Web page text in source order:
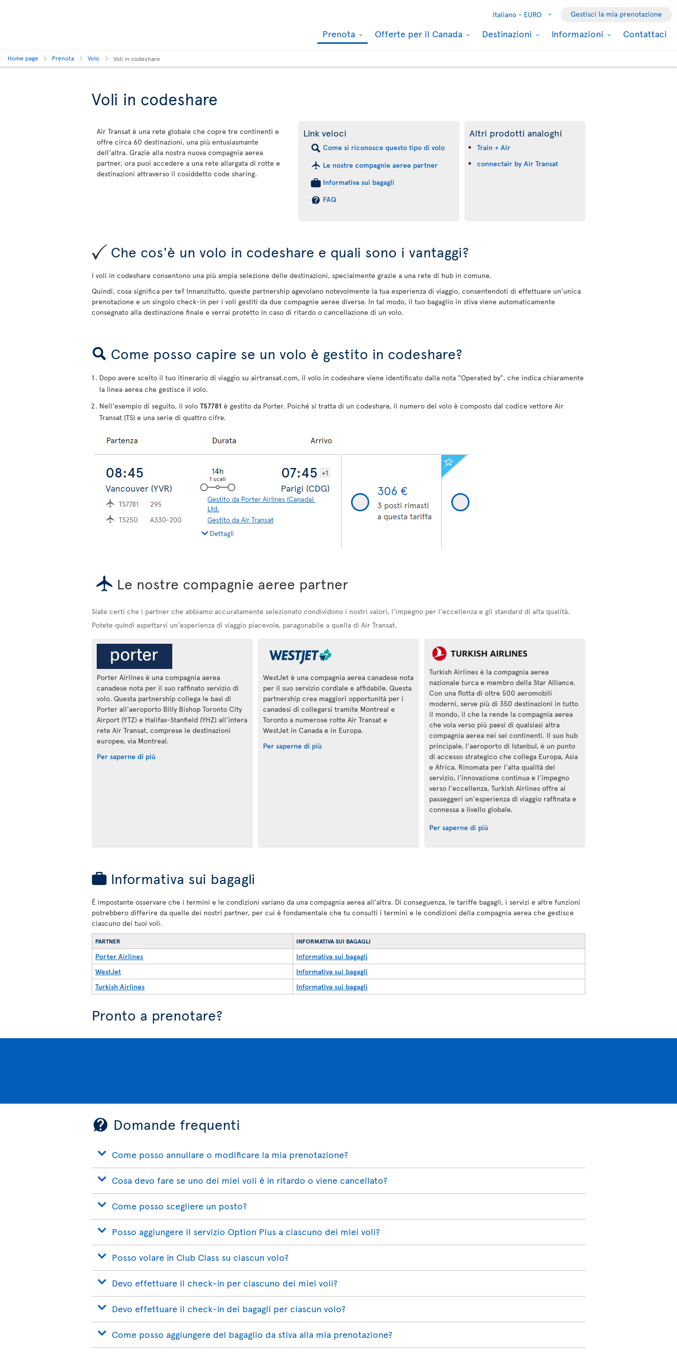
Italiano - EURO Gestisci la mia prenotazione
Prenota Offerte per il Canada Destinazioni Informazioni Contattaci
Home page Prenota Volo Voli in codeshare
Voli in codeshare
Air Transat è una rete globale che copre tre continenti e
offre circa 60 destinazioni, una più entusiasmante
dell'altra. Grazie alla nostra nuova compagnia aerea
partner, ora puoi accedere a una rete allargata di rotte e
destinazioni attraverso il cosiddetto code sharing.
Link veloci
Come si riconosce questo tipo di volo
Le nostre compagnie aeree partner
Informativa sui bagagli
FAQ
Altri prodotti analoghi
Train + Air
connectair by Air Transat
Che cos'è un volo in codeshare e quali sono i vantaggi?
I voli in codeshare consentono una più ampia selezione delle destinazioni, specialmente grazie a una rete di hub in comune.
Quindi, cosa significa per te? Innanzitutto, queste partnership agevolano notevolmente la tua esperienza di viaggio, consentendoti di effettuare un'unica
prenotazione e un singolo check-in per i voli gestiti da due compagnie aeree diverse. In tal modo, il tuo bagaglio in stiva viene automaticamente
consegnato alla destinazione finale e verrai protetto in caso di ritardo o cancellazione di un volo.
Come posso capire se un volo è gestito in codeshare?
Dopo avere scelto il tuo itinerario di viaggio su airtransat.com, il volo in codeshare viene identificato dalla nota "Operated by", che indica chiaramente
la linea aerea che gestisce il volo.
Nell'esempio di seguito, il volo TS7781 è gestito da Porter. Poiché si tratta di un codeshare, il numero del volo è composto dal codice vettore Air
Transat (TS) e una serie di quattro cifre.
Le nostre compagnie aeree partner
Siate certi che i partner che abbiamo accuratamente selezionato condividono i nostri valori, l'impegno per l'eccellenza e gli standard di alta qualità.
Potete quindi aspettarvi un'esperienza di viaggio piacevole, paragonabile a quella di Air Transat.
Porter Airlines è una compagnia aerea
canadese nota per il suo raffinato servizio di
volo. Questa partnership collega le basi di
Porter all'aeroporto Billy Bishop Toronto City
Airport (YTZ) e Halifax-Stanfield (YHZ) all'intera
rete Air Transat, comprese le destinazioni
europee, via Montreal.
Per saperne di più
WestJet è una compagnia aerea canadese nota
per il suo servizio cordiale e affidabile. Questa
partnership crea maggiori opportunità per i
canadesi di collegarsi tramite Montreal e
Toronto a numerose rotte Air Transat e
WestJet in Canada e in Europa.
Per saperne di più
Turkish Airlines è la compagnia aerea
nazionale turca e membro della Star Alliance.
Con una flotta di oltre 500 aeromobili
moderni, serve più di 350 destinazioni in tutto
il mondo, il che la rende la compagnia aerea
che vola verso più paesi di qualsiasi altra
compagnia aerea nei sei continenti. Il suo hub
principale, l'aeroporto di Istanbul, è un punto
di accesso strategico che collega Europa, Asia
e Africa. Rinomata per l'alta qualità del
servizio, l'innovazione continua e l'impegno
verso l'eccellenza, Turkish Airlines offre ai
passeggeri un'esperienza di viaggio raffinata e
connessa a livello globale.
Per saperne di più
Informativa sui bagagli
È impostante osservare che i termini e le condizioni variano da una compagnia aerea all'altra. Di conseguenza, le tariffe bagagli, i servizi e altre funzioni
potrebbero differire da quelle dei nostri partner, per cui è fondamentale che tu consulti i termini e le condizioni della compagnia aerea che gestisce
ciascuno dei tuoi voli.
PARTNER INFORMATIVA SUI BAGAGLI
Porter Airlines
Informativa sui bagagli
WestJet
Informativa sui bagagli
Turkish Airlines
Informativa sui bagagli
Pronto a prenotare?
Domande frequenti
Come posso annullare o modificare la mia prenotazione?
Cosa devo fare se uno dei miei voli è in ritardo o viene cancellato?
Come posso scegliere un posto?
Posso aggiungere il servizio Option Plus a ciascuno dei miei voli?
Posso volare in Club Class su ciascun volo?
Devo effettuare il check-in per ciascuno dei miei voli?
Devo effettuare il check-in dei bagagli per ciascun volo?
Come posso aggiungere del bagaglio da stiva alla mia prenotazione?